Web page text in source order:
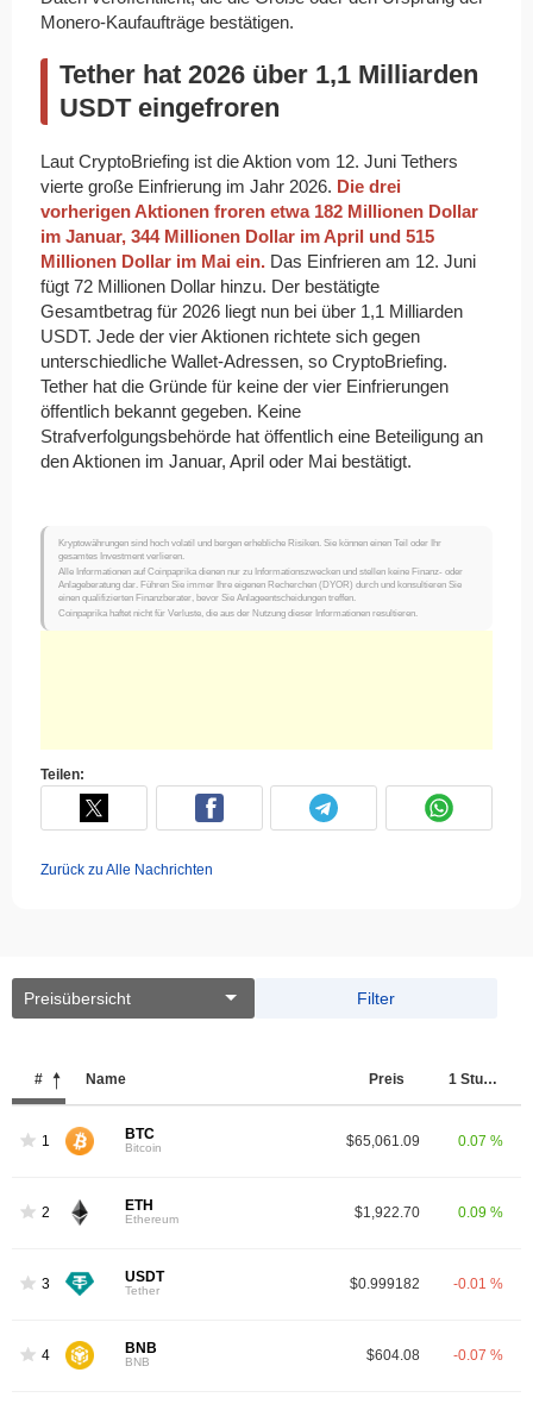
Monero-Kaufaufträge bestätigen.
Tether hat 2026 über 1,1 Milliarden
USDT eingefroren
Laut CryptoBriefing ist die Aktion vom 12. Juni Tethers
vierte große Einfrierung im Jahr 2026. Die drei
vorherigen Aktionen froren etwa 182 Millionen Dollar
im Januar, 344 Millionen Dollar im April und 515
Millionen Dollar im Mai ein. Das Einfrieren am 12. Juni
fügt 72 Millionen Dollar hinzu. Der bestätigte
Gesamtbetrag für 2026 liegt nun bei über 1,1 Milliarden
USDT. Jede der vier Aktionen richtete sich gegen
unterschiedliche Wallet-Adressen, so CryptoBriefing.
Tether hat die Gründe für keine der vier Einfrierungen
öffentlich bekannt gegeben. Keine
Strafverfolgungsbehörde hat öffentlich eine Beteiligung an
den Aktionen im Januar, April oder Mai bestätigt.
Kryptowährungen sind hoch volatil und bergen erhebliche Risiken. Sie können einen Teil oder Ihr
gesamtes Investment verlieren.
Alle Informationen auf Coinpaprika dienen nur zu Informationszwecken und stellen keine Finanz- oder
Anlageberatung dar. Führen Sie immer Ihre eigenen Recherchen (DYOR) durch und konsultieren Sie
einen qualifizierten Finanzberater, bevor Sie Anlageentscheidungen treffen.
Coinpaprika haftet nicht für Verluste, die aus der Nutzung dieser Informationen resultieren.
Teilen:
Zurück zu Alle Nachrichten
Preisübersicht Filter
# Name Preis 1 Stunde
1 BTC
Bitcoin $65,061.09 0.07 %
2 ETH
Ethereum $1,922.70 0.09 %
3 USDT
Tether $0.999182 -0.01 %
4 BNB
BNB $604.08 -0.07 %